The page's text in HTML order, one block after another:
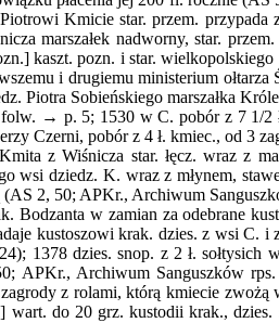
Kmicie star. przem.
marszałek nadworny, star.
kaszt. pozn. i star.
i drugiemu ministerium
Piotra Sobieńskiego marszałka
→ p. 5; 1530 w C. pobór z 7 1/2
Czerni, pobór z 4 ł. kmiec., od 3
z Wiśnicza star. łęcz. wraz z
wsi dziedz. K. wraz z młynem,
2, 50; APKr., Archiwum
Bodzanta w zamian za odebrane
kustoszowi krak. dzies. z wsi C. i
1378 dzies. snop. z 2 ł.
APKr., Archiwum Sanguszków
z rolami, którą kmiecie zwożą
wart. do 20 grz. kustodii krak.,